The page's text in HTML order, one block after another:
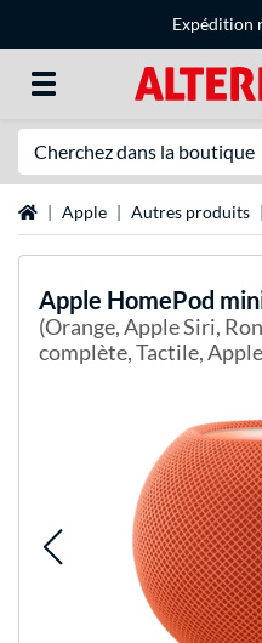
Expédition
Page d'accueil
Apple Autres produits
Apple HomePod
(Orange, Apple Siri,
complète, Tactile,